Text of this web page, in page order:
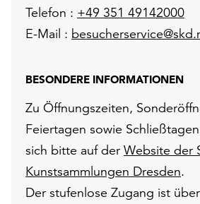
Telefon : +49 351 49142000
E-Mail :
BESONDERE INFORMATIONEN
Zu Öffnungszeiten,
Feiertagen sowie
sich bitte auf der Website der
Kunstsammlungen Dresden.
Der stufenlose Zugang ist